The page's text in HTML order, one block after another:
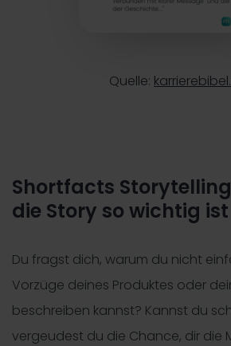
Quelle:
Shortfacts
die Story so wichtig ist
Du fragst dich, warum du nicht
Vorzüge deines Produktes oder
beschreiben kannst? Kannst du
vergeudest du die Chance, dir die